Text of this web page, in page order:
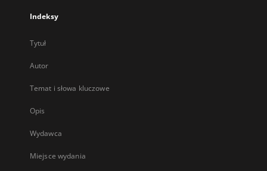
Indeksy
Tytuł
Autor
Temat i słowa kluczowe
Opis
Wydawca
Miejsce wydania